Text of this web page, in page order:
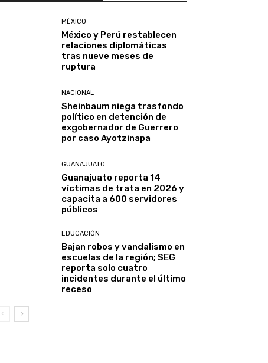
MÉXICO
México y Perú restablecen
relaciones diplomáticas
tras nueve meses de
ruptura
NACIONAL
Sheinbaum niega trasfondo
político en detención de
exgobernador de Guerrero
por caso Ayotzinapa
GUANAJUATO
Guanajuato reporta 14
víctimas de trata en 2026 y
capacita a 600 servidores
públicos
EDUCACIÓN
Bajan robos y vandalismo en
escuelas de la región; SEG
reporta solo cuatro
incidentes durante el último
receso